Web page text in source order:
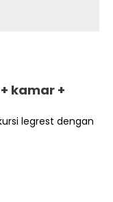
kamar +
legrest dengan